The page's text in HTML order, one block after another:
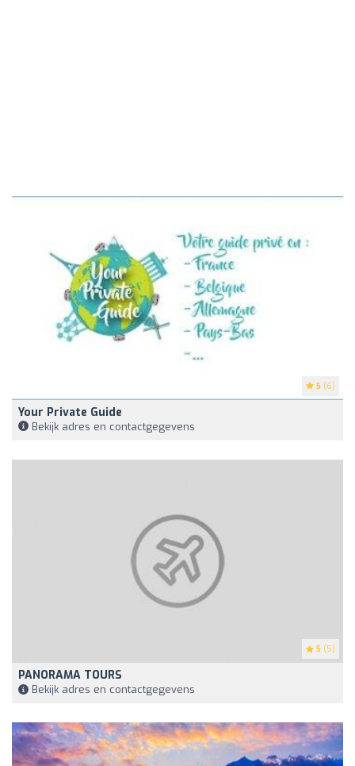
5 (6)
Your Private Guide
Bekijk adres en contactgegevens
5 (5)
PANORAMA TOURS
Bekijk adres en contactgegevens